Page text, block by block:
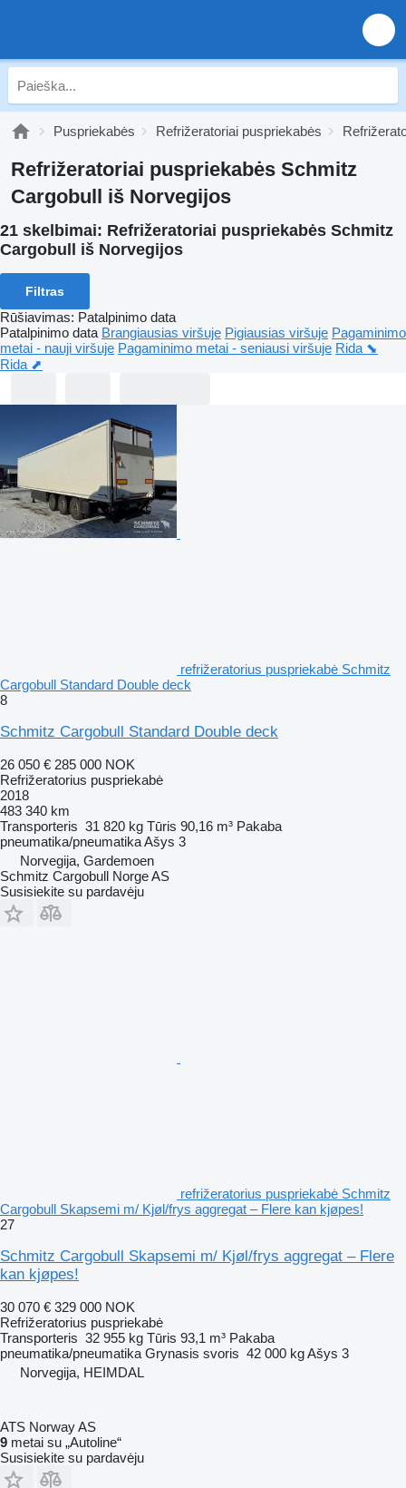
Puspriekabės Refrižeratoriai puspriekabės
Refrižeratoriai puspriekabės Schmitz
Cargobull iš Norvegijos
21 skelbimai: Refrižeratoriai puspriekabės Schmitz
Cargobull iš Norvegijos
Filtras
Rūšiavimas: Patalpinimo data
Patalpinimo data Brangiausias viršuje Pigiausias viršuje Pagaminimo
metai - nauji viršuje Pagaminimo metai - seniausi viršuje Rida ⬊
Rida ⬈
refrižeratorius puspriekabė Schmitz
Cargobull Standard Double deck
8
Schmitz Cargobull Standard Double deck
26 050 € 285 000 NOK
Refrižeratorius puspriekabė
2018
483 340 km
Transporteris 31 820 kg Tūris 90,16 m³ Pakaba
pneumatika/pneumatikaAšys 3
Norvegija, Gardemoen
Schmitz Cargobull Norge AS
Susisiekite su pardavėju
refrižeratorius puspriekabė Schmitz
Cargobull Skapsemi m/ Kjøl/frys aggregat – Flere kan kjøpes!
27
Schmitz Cargobull Skapsemi m/ Kjøl/frys aggregat – Flere
kan kjøpes!
30 070 € 329 000 NOK
Refrižeratorius puspriekabė
Transporteris 32 955 kg Tūris 93,1 m³ Pakaba
pneumatika/pneumatika Grynasis svoris 42 000 kgAšys 3
Norvegija, HEIMDAL
ATS Norway AS
9 metai su „Autoline“
Susisiekite su pardavėju